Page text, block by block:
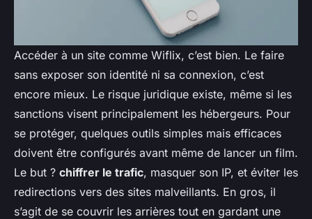
Accéder à un site comme Wiflix, c’est bien. Le faire
sans exposer son identité ni sa connexion, c’est
encore mieux. Le risque juridique existe, même si les
sanctions visent principalement les hébergeurs. Pour
se protéger, quelques outils simples mais efficaces
doivent être configurés avant même de lancer un film.
Le but ? chiffrer le trafic, masquer son IP, et éviter les
redirections vers des sites malveillants. En gros, il
s’agit de se couvrir les arrières tout en gardant une